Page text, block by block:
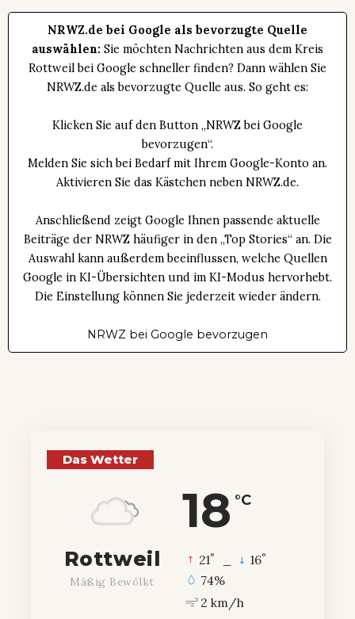
NRWZ.de bei Google als bevorzugte Quelle
auswählen: Sie möchten Nachrichten aus dem Kreis
Rottweil bei Google schneller finden? Dann wählen Sie
NRWZ.de als bevorzugte Quelle aus. So geht es:
Klicken Sie auf den Button „NRWZ bei Google
bevorzugen“.
Melden Sie sich bei Bedarf mit Ihrem Google-Konto an.
Aktivieren Sie das Kästchen neben NRWZ.de.
Anschließend zeigt Google Ihnen passende aktuelle
Beiträge der NRWZ häufiger in den „Top Stories“ an. Die
Auswahl kann außerdem beeinflussen, welche Quellen
Google in KI-Übersichten und im KI-Modus hervorhebt.
Die Einstellung können Sie jederzeit wieder ändern.
NRWZ bei Google bevorzugen
Das Wetter
18 °C
Rottweil
Mäßig Bewölkt
21° 16°
74%
2 km/h